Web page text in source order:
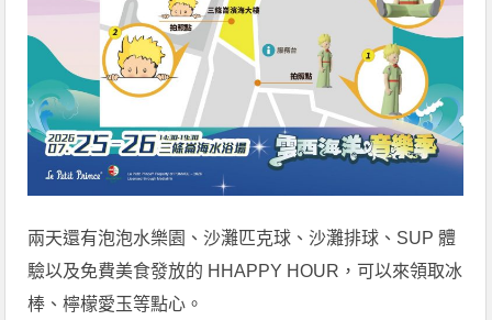
兩天還有泡泡水樂園、沙灘匹克球、沙灘排球、SUP 體
驗以及免費美食發放的 HHAPPY HOUR，可以來領取冰
棒、檸檬愛玉等點心。